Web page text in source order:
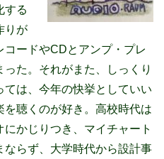
する
りが
ードやCDとアンプ・プレ
た。それがまた、しっくり
は、今年の快挙としていい
聴くのが好き。高校時代は
かじりつき、マイチャート
ならず、大学時代から設計事